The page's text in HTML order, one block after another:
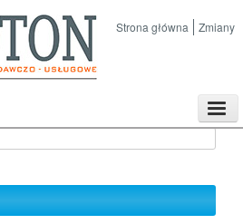
Strona główna Zmiany
Kontakt